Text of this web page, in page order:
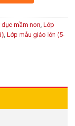
mầm non, Lớp
, Lớp mẫu giáo lớn (5-